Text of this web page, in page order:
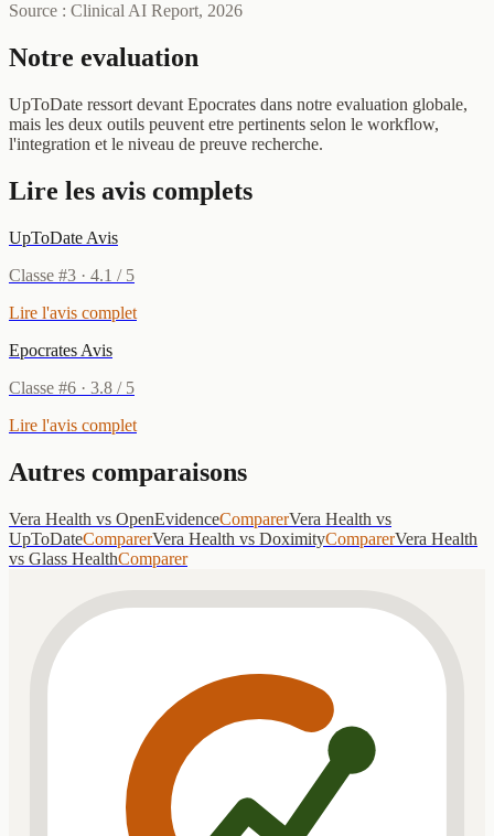
Source : Clinical AI Report, 2026
Notre evaluation
UpToDate ressort devant Epocrates dans notre evaluation globale,
mais les deux outils peuvent etre pertinents selon le workflow,
l'integration et le niveau de preuve recherche.
Lire les avis complets
UpToDate Avis
Classe #3 · 4.1 / 5
Lire l'avis complet
Epocrates Avis
Classe #6 · 3.8 / 5
Lire l'avis complet
Autres comparaisons
Vera Health vs OpenEvidenceComparerVera Health vs
UpToDateComparerVera Health vs DoximityComparerVera Health
vs Glass HealthComparer